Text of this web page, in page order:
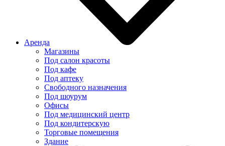
Аренда
Магазины
Под салон красоты
Под кафе
Под аптеку
Свободного назначения
Под шоурум
Офисы
Под медицинский центр
Под кондитерскую
Торговые помещения
Здание